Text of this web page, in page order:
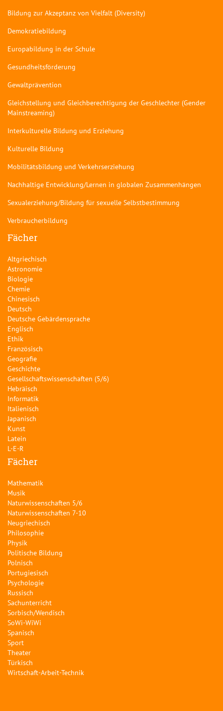
Bildung zur Akzeptanz von Vielfalt (Diversity)
Demokratiebildung
Europabildung in der Schule
Gesundheitsförderung
Gewaltprävention
Gleichstellung und Gleichberechtigung der Geschlechter (Gender
Mainstreaming)
Interkulturelle Bildung und Erziehung
Kulturelle Bildung
Mobilitätsbildung und Verkehrserziehung
Nachhaltige Entwicklung/Lernen in globalen Zusammenhängen
Sexualerziehung/Bildung für sexuelle Selbstbestimmung
Verbraucherbildung
Fächer
Altgriechisch
Astronomie
Biologie
Chemie
Chinesisch
Deutsch
Deutsche Gebärdensprache
Englisch
Ethik
Französisch
Geografie
Geschichte
Gesellschaftswissenschaften (5/6)
Hebräisch
Informatik
Italienisch
Japanisch
Kunst
Latein
L-E-R
Fächer
Mathematik
Musik
Naturwissenschaften 5/6
Naturwissenschaften 7-10
Neugriechisch
Philosophie
Physik
Politische Bildung
Polnisch
Portugiesisch
Psychologie
Russisch
Sachunterricht
Sorbisch/Wendisch
SoWi-WiWi
Spanisch
Sport
Theater
Türkisch
Wirtschaft-Arbeit-Technik